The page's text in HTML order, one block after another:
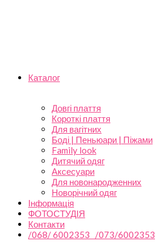
Каталог
Довгі плаття
Короткі плаття
Для вагітних
Боді | Пеньюари | Піжами
Family look
Дитячий одяг
Аксесуари
Для новонародженних
Новорічний одяг
Інформація
ФОТОСТУДІЯ
Контакти
/068/ 6002353 /073/6002353